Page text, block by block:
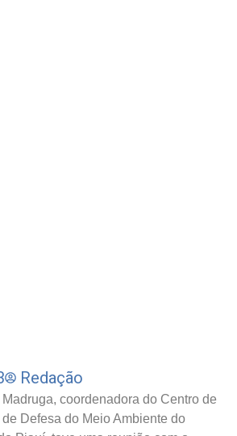
Redação
coordenadora do Centro de
Defesa do Meio Ambiente do